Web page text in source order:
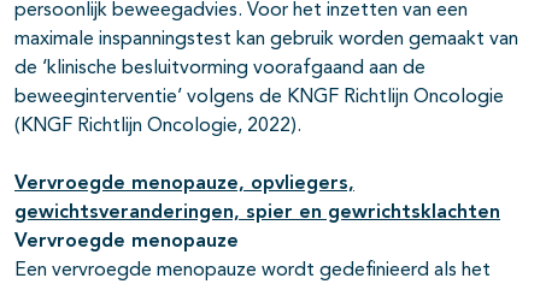
persoonlijk beweegadvies. Voor het inzetten van een
maximale inspanningstest kan gebruik worden gemaakt van
de ‘klinische besluitvorming voorafgaand aan de
beweeginterventie’ volgens de KNGF Richtlijn Oncologie
(KNGF Richtlijn Oncologie, 2022).
Vervroegde menopauze, opvliegers,
gewichtsveranderingen, spier en gewrichtsklachten
Vervroegde menopauze
Een vervroegde menopauze wordt gedefinieerd als het